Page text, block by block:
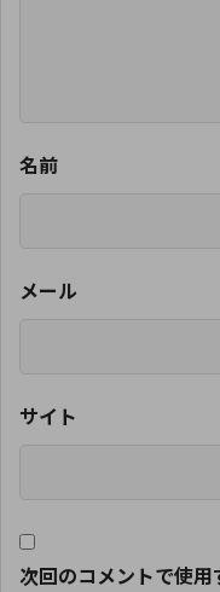
名前
メール
サイト
次回のコメントで使用